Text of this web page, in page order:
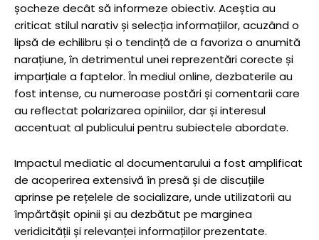
șocheze decât să informeze obiectiv. Aceștia au
criticat stilul narativ și selecția informațiilor, acuzând o
lipsă de echilibru și o tendință de a favoriza o anumită
narațiune, în detrimentul unei reprezentări corecte și
imparțiale a faptelor. În mediul online, dezbaterile au
fost intense, cu numeroase postări și comentarii care
au reflectat polarizarea opiniilor, dar și interesul
accentuat al publicului pentru subiectele abordate.
Impactul mediatic al documentarului a fost amplificat
de acoperirea extensivă în presă și de discuțiile
aprinse pe rețelele de socializare, unde utilizatorii au
împărtășit opinii și au dezbătut pe marginea
veridicității și relevanței informațiilor prezentate.